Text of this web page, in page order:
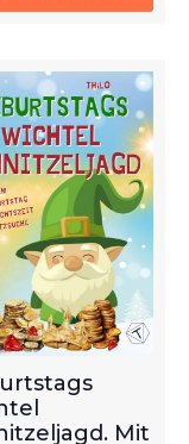
Mit